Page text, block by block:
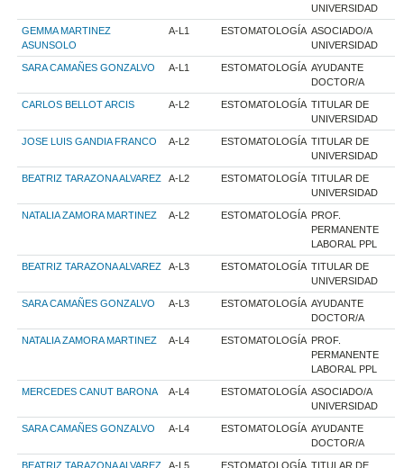
UNIVERSIDAD
GEMMA MARTINEZ
ASUNSOLO
A-L1 ESTOMATOLOGÍA ASOCIADO/A
UNIVERSIDAD
SARA CAMAÑES GONZALVO A-L1 ESTOMATOLOGÍA AYUDANTE
DOCTOR/A
CARLOS BELLOT ARCIS A-L2 ESTOMATOLOGÍA TITULAR DE
UNIVERSIDAD
JOSE LUIS GANDIA FRANCO A-L2 ESTOMATOLOGÍA TITULAR DE
UNIVERSIDAD
BEATRIZ TARAZONA ALVAREZ A-L2 ESTOMATOLOGÍA TITULAR DE
UNIVERSIDAD
NATALIA ZAMORA MARTINEZ A-L2 ESTOMATOLOGÍA PROF.
PERMANENTE
LABORAL PPL
BEATRIZ TARAZONA ALVAREZ A-L3 ESTOMATOLOGÍA TITULAR DE
UNIVERSIDAD
SARA CAMAÑES GONZALVO A-L3 ESTOMATOLOGÍA AYUDANTE
DOCTOR/A
NATALIA ZAMORA MARTINEZ A-L4 ESTOMATOLOGÍA PROF.
PERMANENTE
LABORAL PPL
MERCEDES CANUT BARONA A-L4 ESTOMATOLOGÍA ASOCIADO/A
UNIVERSIDAD
SARA CAMAÑES GONZALVO A-L4 ESTOMATOLOGÍA AYUDANTE
DOCTOR/A
BEATRIZ TARAZONA ALVAREZ A-L5 ESTOMATOLOGÍA TITULAR DE